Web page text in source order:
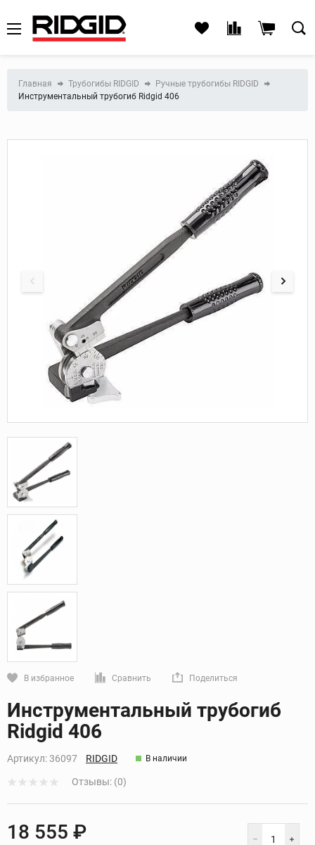
Главная Трубогибы RIDGID
Ручные трубогибы RIDGID
Инструментальный трубогиб Ridgid 406
В избранное Сравнить Поделиться
Кликните, чтобы скопировать прямую ссылку
Инструментальный трубогиб
Ridgid 406
Артикул:36097 RIDGID В наличии
Отзывы: (0)
18 555 ₽